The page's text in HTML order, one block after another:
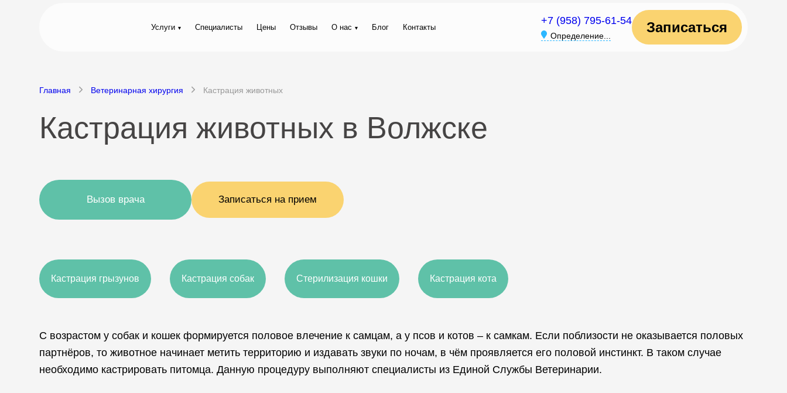
Услуги Специалисты Цены Отзывы О нас Блог Контакты
+7 (958) 795-61-54
Определение...
Записаться
Главная Ветеринарная хирургия Кастрация животных
Кастрация животных в Волжске
Вызов врача Записаться на прием
Кастрация грызунов Кастрация собак Стерилизация кошки Кастрация кота
С возрастом у собак и кошек формируется половое влечение к самцам, а у псов и котов – к самкам. Если поблизости не оказывается половых
партнёров, то животное начинает метить территорию и издавать звуки по ночам, в чём проявляется его половой инстинкт. В таком случае
необходимо кастрировать питомца. Данную процедуру выполняют специалисты из Единой Службы Ветеринарии.